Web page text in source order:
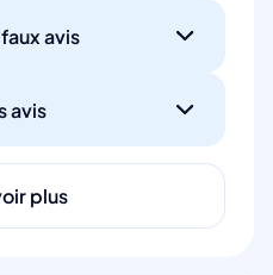
avis
avis
plus